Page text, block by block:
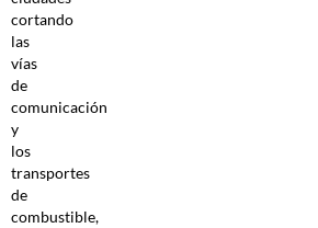
cortando
las
vías
de
comunicación
y
los
transportes
de
combustible,